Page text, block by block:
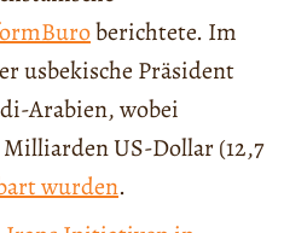
berichtete. Im
usbekische Präsident
Arabien, wobei
US-Dollar (12,7
wurden.